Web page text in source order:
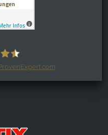
- Den neuen Harz